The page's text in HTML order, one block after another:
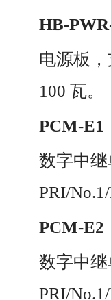
HB-
电源板
100 瓦。
PCM-E1
数字中
PRI/
PCM-E2
数字中
PRI/